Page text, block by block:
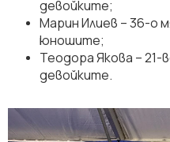
девойките;
Марин Илиев – 36-о
юношите;
Теодора Якова – 21-
девойките.